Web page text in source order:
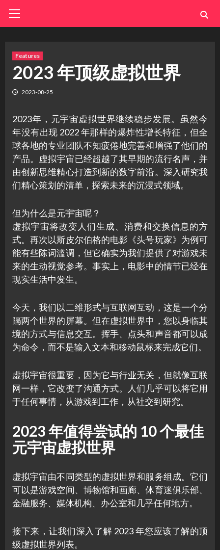
Menu
Features
2023 年顶级虚拟世界
2023-08-25
2023年，元宇宙虚拟世界继续稳步发展。虽然今
年没有出现 2022 年那样的爆炸性增长特征，但全
球各地的专业团队不知疲倦地完善和增强了他们的
产品。虚拟宇宙已经超越了其早期的流行名声，并
由创新思维精心打造到新的数字前沿。深入研究我
们精心策划的清单，探索未来的沉浸式领域。
但为什么是元宇宙呢？
虚拟宇宙将改变人们生成、消费和交换信息的方
式。再次以斯皮尔伯格的电影《头号玩家》为例可
能有些陈词滥调，但它确实为我们提供了对游戏未
来的生动视觉参考。事实上，电影中的情节已经在
现实生活中发生。
今天，我们以二维形式与互联网互动，这是一个分
隔两个世界的屏幕。但在虚拟世界中，您以身临其
境的方式与信息交互。挥手、点头和声音都可以成
为命令，而不是输入文本和移动鼠标来完成它们。
虚拟宇宙很重要，因为它与行业无关，但就像互联
网一样，它改变了沟通方式。人们几乎可以将它用
于任何事情，从游戏到工作，从社交到研究。
2023 年值得尝试的 10 个最佳
元宇宙虚拟世界
虚拟宇宙由不同类型的虚拟世界和服务组成。它们
可以是游戏空间、博物馆和画廊、体育迷俱乐部、
金融服务、媒体机构、办公室和几乎任何地方。
接下来，让我们深入了解 2023 年您应该了解的顶
级虚拟世界列表。